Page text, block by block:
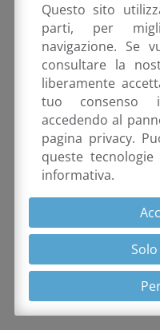
© EMANUELE
Questo sito
parti, per
navigazione. Se
consultare la
liberamente
tuo consenso
accedendo al
pagina privacy.
queste
informativa.